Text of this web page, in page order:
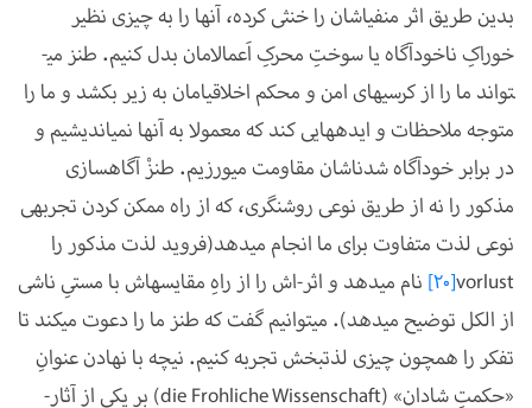
بدین طریق اثر منفی­اشان را خنثی کرده، آن­ها را به چیزی نظیر
خوراکِ ناخودآگاه یا سوختِ محرکِ اَعمال­امان بدل­ کنیم. طنز می­
تواند ما را از کرسی­های امن و محکم اخلاقی­امان به زیر بکشد و ما را
متوجه ملاحظات و ایده­هایی کند که معمولا به آن­ها نمی­اندیشیم و
در برابر خودآگاه­ شدن­اشان مقاومت می­ورزیم. طنزْ آگاه­سازی
مذکور را نه از طریق نوعی روشن­گری، که از راه ممکن کردن تجربه­ی
نوعی لذت متفاوت برای ما انجام می­دهد(فروید لذت مذکور را
vorlust
[20] نام می­دهد و اثر-اش را از راهِ مقایسه­اش با مستیِ ناشی
از الکل توضیح می­دهد). می­توانیم گفت که طنز ما را دعوت می­کند تا
تفکر را هم­چون چیزی لذت­بخش تجربه کنیم. نیچه با نهادن عنوانِ
«حکمتِ شادان» (die Frohliche Wissenschaft
) بر یکی از آثار-